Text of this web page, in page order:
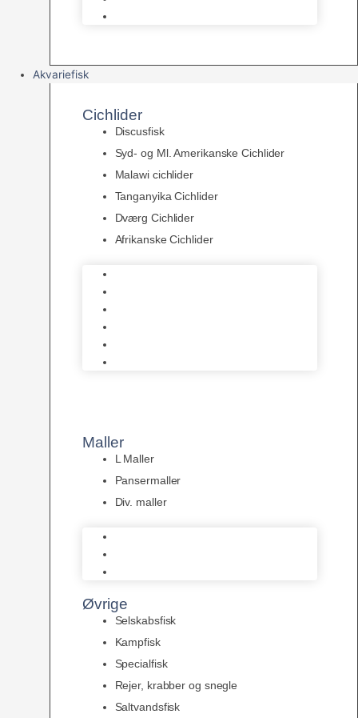
Akvariefisk
Cichlider
Discusfisk
Syd- og Ml. Amerikanske Cichlider
Malawi cichlider
Tanganyika Cichlider
Dværg Cichlider
Afrikanske Cichlider
Maller
L Maller
Pansermaller
Div. maller
Øvrige
Selskabsfisk
Kampfisk
Specialfisk
Rejer, krabber og snegle
Saltvandsfisk